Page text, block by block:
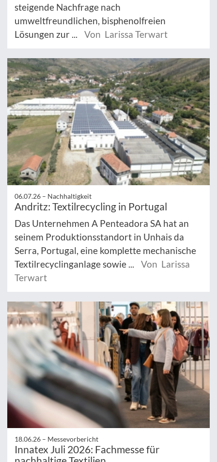
steigende Nachfrage nach
umweltfreundlichen, bisphenolfreien
Lösungen zur ...
Von Larissa Terwart
06.07.26 – Nachhaltigkeit
Andritz: Textilrecycling in Portugal
Das Unternehmen A Penteadora SA hat an
seinem Produktionsstandort in Unhais da
Serra, Portugal, eine komplette mechanische
Textilrecyclinganlage sowie ...
Von Larissa
Terwart
18.06.26 – Messevorbericht
Innatex Juli 2026: Fachmesse für